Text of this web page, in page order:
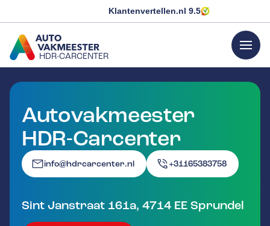
Klantenvertellen.nl 9.5
HDR-CARCENTER
GA NAAR DE HOMEPAGINA
menu
Autovakmeester
HDR-Carcenter
info@hdrcarcenter.nl +31165383758
Sint Janstraat 161a, 4714 EE Sprundel